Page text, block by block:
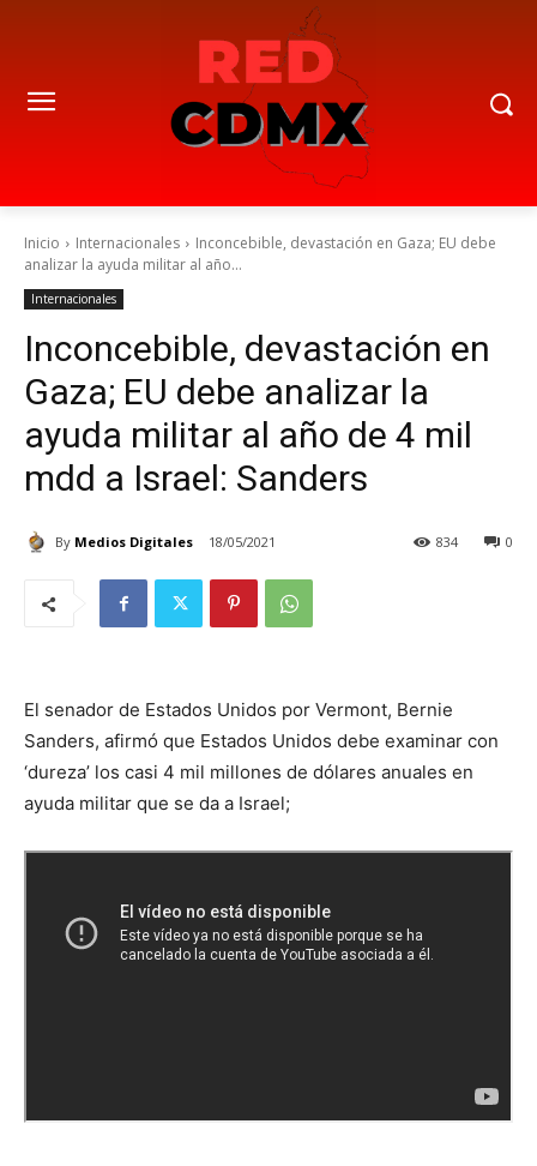
Inicio Internacionales
Inconcebible, devastación en Gaza; EU debe
analizar la ayuda militar al año...
Internacionales
Inconcebible, devastación en
Gaza; EU debe analizar la
ayuda militar al año de 4 mil
mdd a Israel: Sanders
By Medios Digitales 18/05/2021 0
834
El senador de Estados Unidos por Vermont, Bernie
Sanders, afirmó que Estados Unidos debe examinar con
‘dureza’ los casi 4 mil millones de dólares anuales en
ayuda militar que se da a Israel;